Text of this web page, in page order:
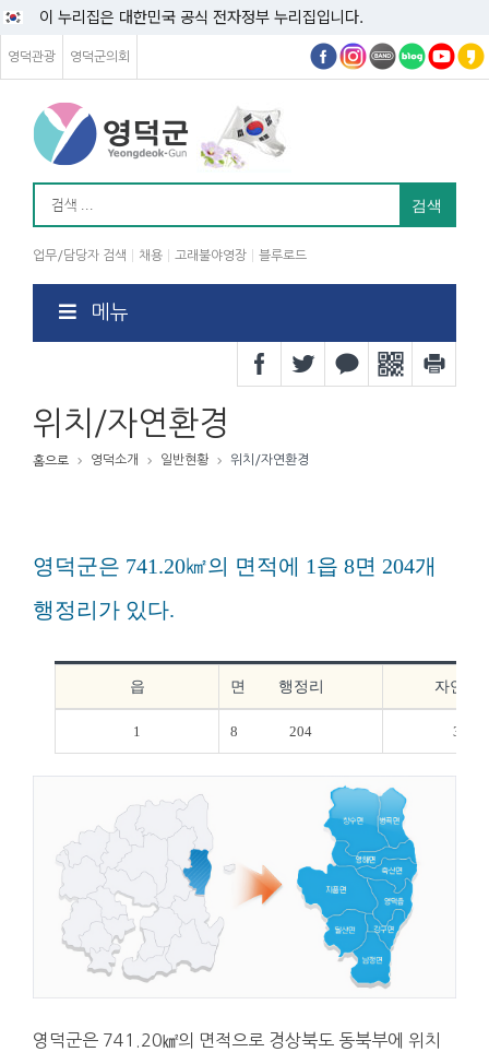
이 누리집은 대한민국 공식 전자정부 누리집입니다.
영덕관광 영덕군의회
업무/담당자 검색 채용 고래불야영장 블루로드
메뉴
위치/자연환경
홈으로 영덕소개 일반현황 위치/자연환경
영덕군은 741.20㎢의 면적에 1읍 8면 204개
행정리가 있다.
읍 면 행정리 자연부
1 8 204 325
영덕군은 741.20㎢의 면적으로 경상북도 동북부에 위치